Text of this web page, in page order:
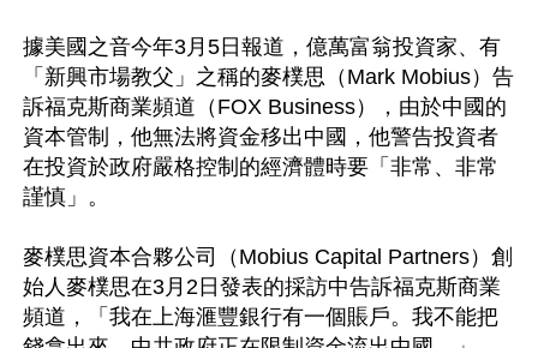
據美國之音今年3月5日報道，億萬富翁投資家、有
「新興市場教父」之稱的麥樸思（Mark Mobius）告
訴福克斯商業頻道（FOX Business），由於中國的
資本管制，他無法將資金移出中國，他警告投資者
在投資於政府嚴格控制的經濟體時要「非常、非常
謹慎」。
麥樸思資本合夥公司（Mobius Capital Partners）創
始人麥樸思在3月2日發表的採訪中告訴福克斯商業
頻道，「我在上海滙豐銀行有一個賬戶。我不能把